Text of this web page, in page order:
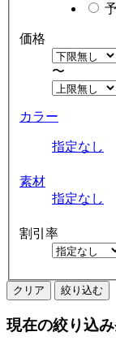
価格
〜
カラー
指定なし
素材
指定なし
割引率
クリア 絞り込む
現在の絞り込